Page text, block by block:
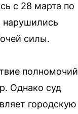
с 28 марта по
нарушились
силы.
полномочий
Однако суд
городскую